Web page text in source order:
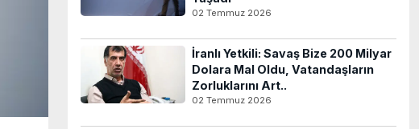
02 Temmuz 2026
İranlı Yetkili: Savaş Bize 200 Milyar
Dolara Mal Oldu, Vatandaşların
Zorluklarını Art..
02 Temmuz 2026